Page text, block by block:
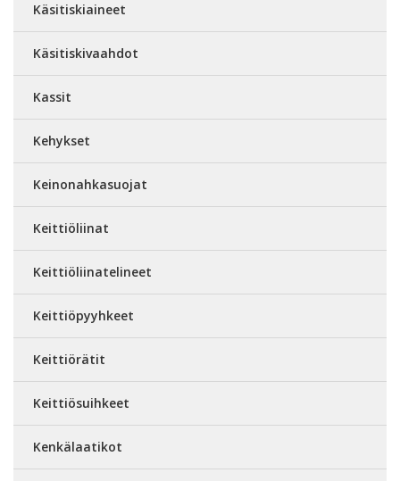
Käsitiskiaineet
Käsitiskivaahdot
Kassit
Kehykset
Keinonahkasuojat
Keittiöliinat
Keittiöliinatelineet
Keittiöpyyhkeet
Keittiörätit
Keittiösuihkeet
Kenkälaatikot